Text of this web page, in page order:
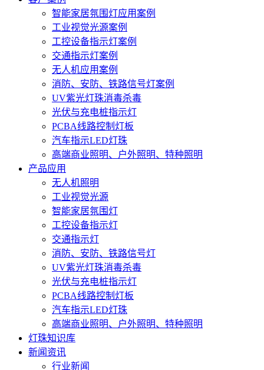
智能家居氛围灯应用案例
工业视觉光源案例
工控设备指示灯案例
交通指示灯案例
无人机应用案例
消防、安防、铁路信号灯案例
UV紫光灯珠消毒杀毒
光伏与充电桩指示灯
PCBA线路控制灯板
汽车指示LED灯珠
高端商业照明、户外照明、特种照明
产品应用
无人机照明
工业视觉光源
智能家居氛围灯
工控设备指示灯
交通指示灯
消防、安防、铁路信号灯
UV紫光灯珠消毒杀毒
光伏与充电桩指示灯
PCBA线路控制灯板
汽车指示LED灯珠
高端商业照明、户外照明、特种照明
灯珠知识库
新闻资讯
行业新闻